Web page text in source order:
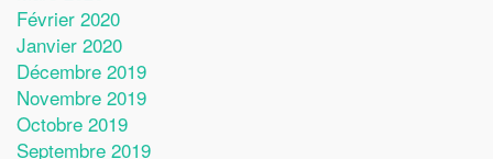
Février 2020
Janvier 2020
Décembre 2019
Novembre 2019
Octobre 2019
Septembre 2019